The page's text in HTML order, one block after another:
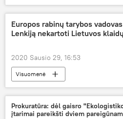
Europos Tarybos Parlamentinė
Europos rabinų tarybos
Lenkiją nekartoti Lietuvos klaidų
2020 Sausio 29, 16:53
Visuomenė
Prokuratūra: dėl gaisro
įtarimai pareikšti dviem